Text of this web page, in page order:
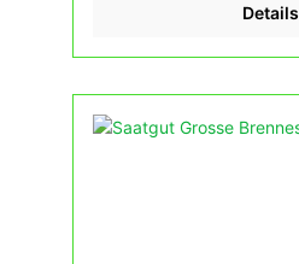
Details